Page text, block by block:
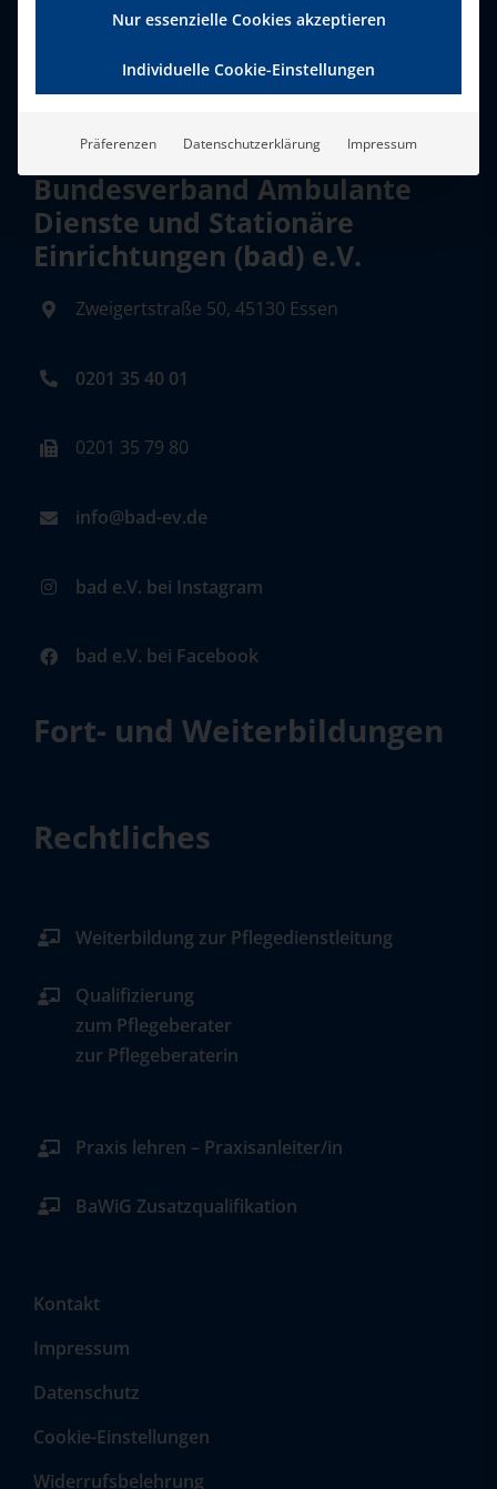
Bundesverband Ambulante
Dienste und Stationäre
Einrichtungen (bad) e.V.
Zweigertstraße 50, 45130 Essen
0201 35 40 01
0201 35 79 80
info@bad-ev.de
bad e.V. bei Instagram
bad e.V. bei Facebook
Fort- und Weiterbildungen
Rechtliches
Weiterbildung zur Pflegedienstleitung
Qualifizierung
zum Pflegeberater
zur Pflegeberaterin
Praxis lehren – Praxisanleiter/in
BaWiG Zusatzqualifikation
Kontakt
Impressum
Datenschutz
Cookie-Einstellungen
Widerrufsbelehrung
Nur essenzielle Cookies akzeptieren
Individuelle Cookie-Einstellungen
Präferenzen Datenschutzerklärung Impressum